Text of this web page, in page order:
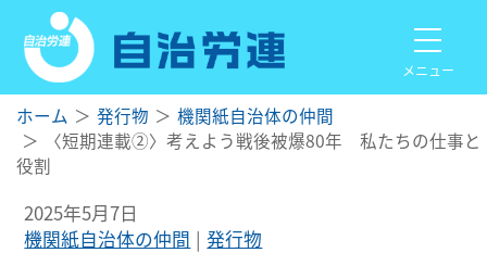
メニュー
ホーム 発行物
機関紙自治体の仲間
〈短期連載②〉考えよう戦後被爆80年 私たちの仕事と
役割
2025年5月7日
機関紙自治体の仲間
発行物